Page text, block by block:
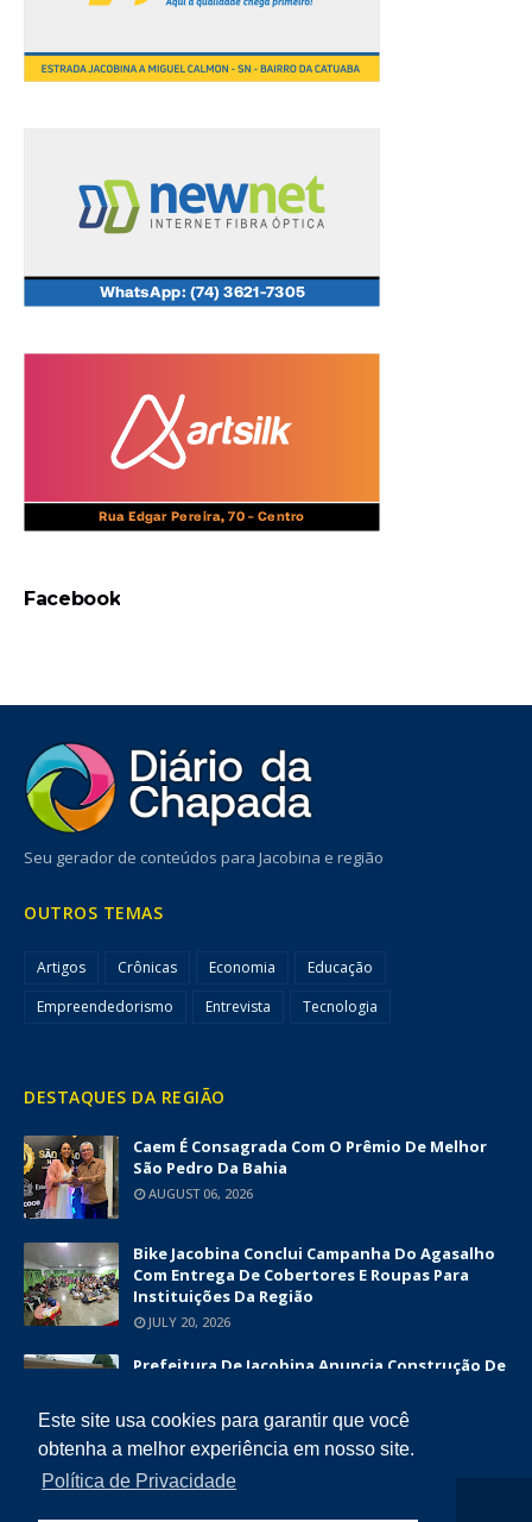
Este site usa cookies para garantir que você
obtenha a melhor experiência em nosso site.
Política de Privacidade
Facebook
Seu gerador de conteúdos para Jacobina e região
OUTROS TEMAS
Artigos Crônicas Economia
Educação
Empreendedorismo
Entrevista Tecnologia
DESTAQUES DA REGIÃO
Caem É Consagrada Com O Prêmio De Melhor
São Pedro Da Bahia
AUGUST 06, 2026
Bike Jacobina Conclui Campanha Do Agasalho
Com Entrega De Cobertores E Roupas Para
Instituições Da Região
JULY 20, 2026
Prefeitura De Jacobina Anuncia Construção De
Superior A R$ 1,7 Milhão
JUNE 12, 2026